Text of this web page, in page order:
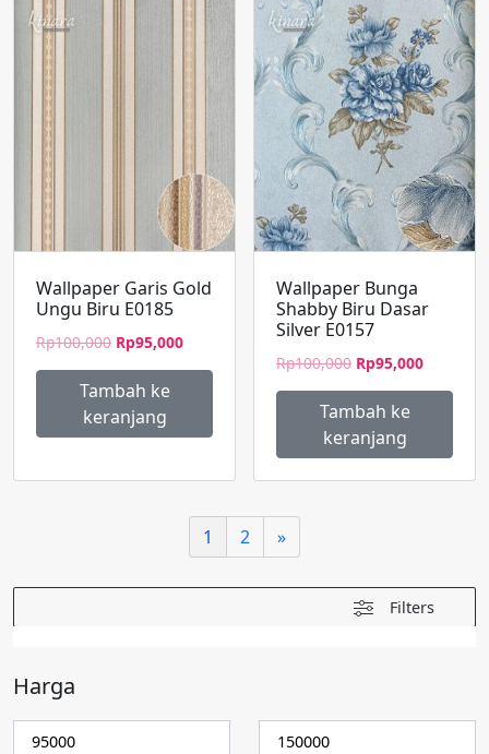
Wallpaper Garis Gold
Ungu Biru E0185
Rp100,000 Harga
adalah:
Rp100,000.
Rp95,000Harga
Tambah ke
keranjang
Wallpaper Bunga
Shabby Biru Dasar
Silver E0157
Rp100,000 Harga
adalah:
Rp100,000.
Rp95,000Harga
Tambah ke
keranjang
1 2 »
Filters
Harga